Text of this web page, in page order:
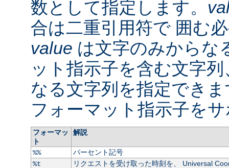
数として指定します。
合は二重引用符で 囲む
value は文字のみからな
ット指示子を含む文字
なる文字列を指定でき
フォーマット指示子を
フォーマッ
ト
解説
%%
パーセント記号
%t
リクエストを受け取った時刻を、 Universal